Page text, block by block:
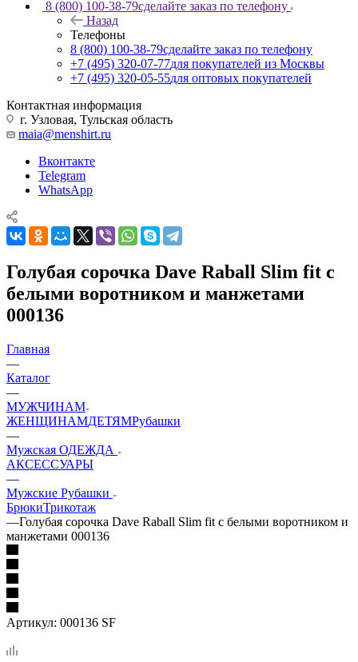
8 (800) 100-38-79сделайте заказ по телефону
Назад
Телефоны
8 (800) 100-38-79сделайте заказ по телефону
+7 (495) 320-07-77для покупателей из Москвы
+7 (495) 320-05-55для оптовых покупателей
Контактная информация
г. Узловая, Тульская область
maia@menshirt.ru
Вконтакте
Telegram
WhatsApp
Голубая сорочка Dave Raball Slim fit с
белыми воротником и манжетами
000136
Главная
—
Каталог
—
МУЖЧИНАМ
ЖЕНЩИНАМДЕТЯМРубашки
—
Мужская ОДЕЖДА
АКСЕССУАРЫ
—
Мужские Рубашки
БрюкиТрикотаж
—Голубая сорочка Dave Raball Slim fit с белыми воротником и
манжетами 000136
Артикул: 000136 SF